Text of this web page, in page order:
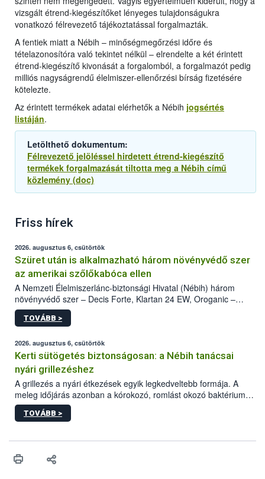
vizsgált étrend-kiegészítőket lényeges tulajdonságukra
vonatkozó félrevezető tájékoztatással forgalmazták.
A fentiek miatt a Nébih – minőségmegőrzési időre és
tételazonosítóra való tekintet nélkül – elrendelte a két érintett
étrend-kiegészítő kivonását a forgalomból, a forgalmazót pedig
milliós nagyságrendű élelmiszer-ellenőrzési bírság fizetésére
kötelezte.
Az érintett termékek adatai elérhetők a Nébih jogsértés
listáján.
Letölthető dokumentum:
Félrevezető jelöléssel hirdetett étrend-kiegészítő
termékek forgalmazását tiltotta meg a Nébih című
közlemény (doc)
Friss hírek
2026. augusztus 6, csütörtök
Szüret után is alkalmazható három növényvédő szer
az amerikai szőlőkabóca ellen
A Nemzeti Élelmiszerlánc-biztonsági Hivatal (Nébih) három
növényvédő szer – Decis Forte, Klartan 24 EW, Oroganic –
engedélyokiratát módosította, így azok a szüretet követően,
egészen a vesszőérettség (BBCH 91) stádiumáig
érésű szőlőkben is legyen lehetőség a károsító elleni további
védekezésre. Az Oroganic készítmény kis kiszerelésben kiskerti
felhasználók számára is elérhető és ökológiai termesztésben is
engedélyezett.
TOVÁBB >
2026. augusztus 6, csütörtök
Kerti sütögetés biztonságosan: a Nébih tanácsai
nyári grillezéshez
A grillezés a nyári étkezések egyik legkedveltebb formája. A
meleg időjárás azonban a kórokozó, romlást okozó baktériumok
gyorsabb szaporodásának is kedvez. A szabadtéri sütögetés
ezért nem csupán a megfelelő sütési technikáról szól: legalább
higiéniai szabályok betartása, a megfelelő hőkezelés, valamint a
biztonsági Hivatal (Nébih) Oktatási Programja összegyűjtötte a
TOVÁBB >